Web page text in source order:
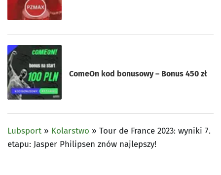
ComeOn kod bonusowy – Bonus 450 zł
Lubsport » Kolarstwo » Tour de France 2023: wyniki 7.
etapu: Jasper Philipsen znów najlepszy!